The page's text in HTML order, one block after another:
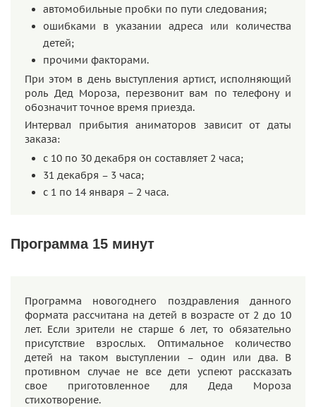
автомобильные пробки по пути следования;
ошибками в указании адреса или количества
детей;
прочими факторами.
При этом в день выступления артист, исполняющий
роль Дед Мороза, перезвонит вам по телефону и
обозначит точное время приезда.
Интервал прибытия аниматоров зависит от даты
заказа:
с 10 по 30 декабря он составляет 2 часа;
31 декабря – 3 часа;
с 1 по 14 января – 2 часа.
Программа 15 минут
Программа новогоднего поздравления данного
формата рассчитана на детей в возрасте от 2 до 10
лет. Если зрители не старше 6 лет, то обязательно
присутствие взрослых. Оптимальное количество
детей на таком выступлении – один или два. В
противном случае не все дети успеют рассказать
свое приготовленное для Деда Мороза
стихотворение.